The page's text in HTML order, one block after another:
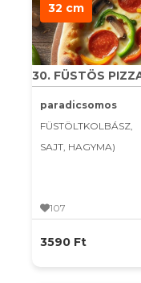
32 cm
30. FÜSTÖS
paradicsomos
FÜSTÖLTKOLBÁSZ,
SAJT, HAGYMA)
107
3590 Ft